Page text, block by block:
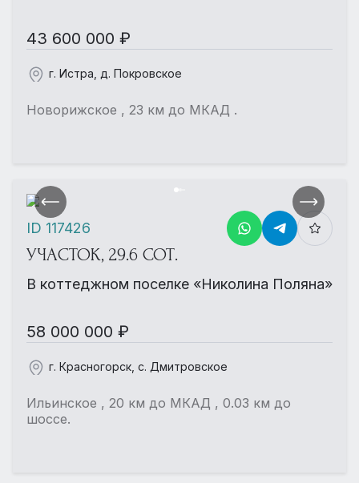
43 600 000 ₽
г. Истра, д. Покровское
Новорижское , 23 км до МКАД .
УЧАСТОК, 29.6 СОТ.
В коттеджном поселке «Николина Поляна»
58 000 000 ₽
г. Красногорск, с. Дмитровское
Ильинское , 20 км до МКАД , 0.03 км до
шоссе.
ID 117426